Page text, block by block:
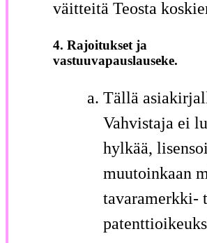
väitteitä Teosta
4. Rajoitukset ja
vastuuvapauslauseke.
Tällä
Vahvistaja ei
hylkää,
muutoinkaan
tavaramerkki-